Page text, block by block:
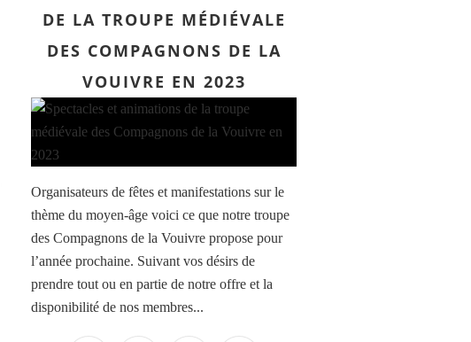
DE LA TROUPE MÉDIÉVALE
DES COMPAGNONS DE LA
VOUIVRE EN 2023
Organisateurs de fêtes et manifestations sur le
thème du moyen-âge voici ce que notre troupe
des Compagnons de la Vouivre propose pour
l’année prochaine. Suivant vos désirs de
prendre tout ou en partie de notre offre et la
disponibilité de nos membres...